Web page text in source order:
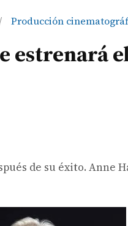
Producción
estrenará
de su éxito.